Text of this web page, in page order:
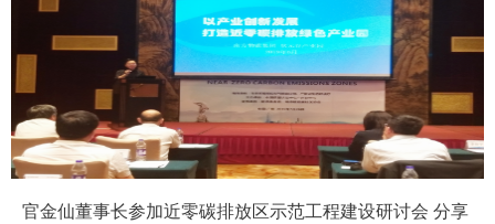
官金仙董事长参加近零碳排放区示范工程建设研讨会 分享